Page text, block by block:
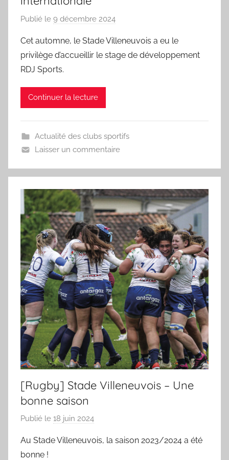
Publié le 9 décembre 2024
r
S
m
a
Cet automne, le Stade Villeneuvois a eu le
privilège d’accueillir le stage de développement
RDJ Sports.
Continuer la lecture
Actualité des clubs sportifs
Laisser un commentaire
[Rugby] Stade Villeneuvois – Une
bonne saison
Publié le 18 juin 2024
r
Au Stade Villeneuvois, la saison 2023/2024 a été
bonne !